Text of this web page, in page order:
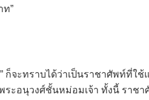
ท”
” ก็จะทราบได้ว่าเป็นราชาศัพท์ที่ใ
ะอนุวงศ์ชั้นหม่อมเจ้า ทั้งนี้ ราชา